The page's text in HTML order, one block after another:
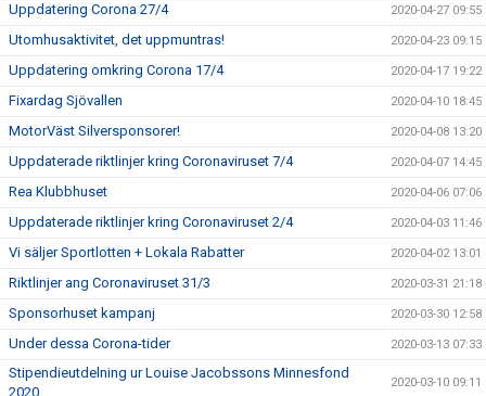
Uppdatering Corona 27/4 2020-04-27 09:55
Utomhusaktivitet, det uppmuntras! 2020-04-23 09:15
Uppdatering omkring Corona 17/4 2020-04-17 19:22
Fixardag Sjövallen 2020-04-10 18:45
MotorVäst Silversponsorer! 2020-04-08 13:20
Uppdaterade riktlinjer kring Coronaviruset 7/4 2020-04-07 14:45
Rea Klubbhuset 2020-04-06 07:06
Uppdaterade riktlinjer kring Coronaviruset 2/4 2020-04-03 11:46
Vi säljer Sportlotten + Lokala Rabatter 2020-04-02 13:01
Riktlinjer ang Coronaviruset 31/3 2020-03-31 21:18
Sponsorhuset kampanj 2020-03-30 12:58
Under dessa Corona-tider 2020-03-13 07:33
Stipendieutdelning ur Louise Jacobssons Minnesfond
2020
2020-03-10 09:11